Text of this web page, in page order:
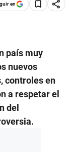
en
país muy
nuevos
controles en
a respetar el
del